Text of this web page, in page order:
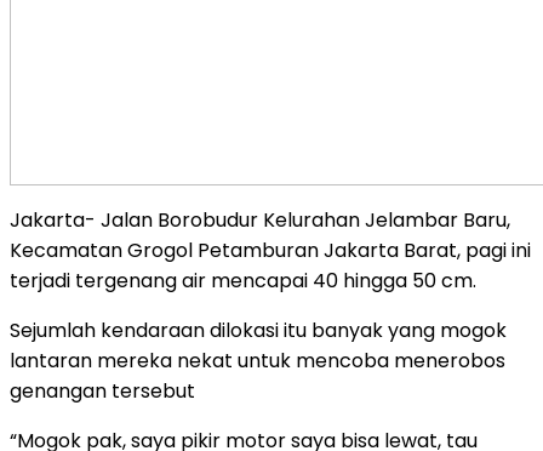
Jakarta- Jalan Borobudur Kelurahan Jelambar Baru,
Kecamatan Grogol Petamburan Jakarta Barat, pagi ini
terjadi tergenang air mencapai 40 hingga 50 cm.
Sejumlah kendaraan dilokasi itu banyak yang mogok
lantaran mereka nekat untuk mencoba menerobos
genangan tersebut
“Mogok pak, saya pikir motor saya bisa lewat, tau